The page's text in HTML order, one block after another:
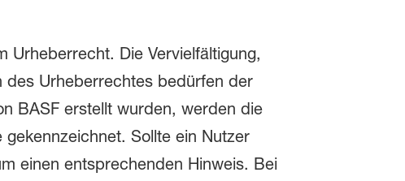
Urheberrecht. Die Vervielfältigung,
des Urheberrechtes bedürfen der
BASF erstellt wurden, werden die
Sollte ein Nutzer
einen entsprechenden Hinweis. Bei